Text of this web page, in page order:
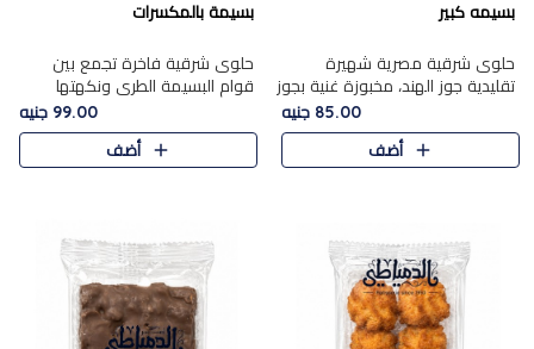
بسيمه كبير
حلوى شرقية مصرية شهيرة
تقليدية جوز الهند، مخبوزة غنية بجوز
الهند، بلمسه ذهبية وتتميز بقوامها
المرمل وطعمها اللذيذ الذي يشبه
البسبوسة. تُخبز..
85.00 جنيه
أضف
بسيمة بالمكسرات
حلوى شرقية فاخرة تجمع بين
قوام البسيمة الطري ونكهتها
الغنية، مزينة بتشكيلة مختارة من
اللوز والبندق والمكسرات الفاخرة.
مزيج متوازن من القوام ..
99.00 جنيه
أضف